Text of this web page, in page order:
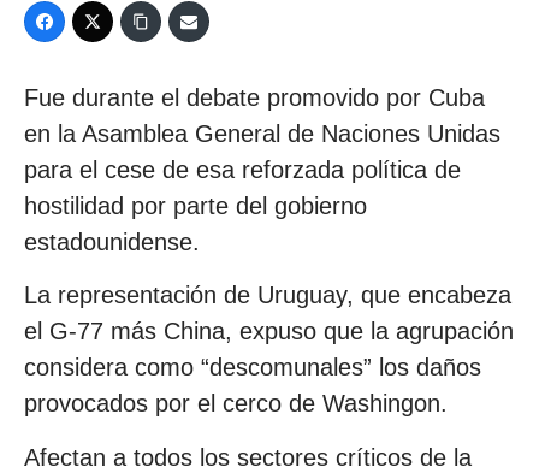
Fue durante el debate promovido por Cuba
en la Asamblea General de Naciones Unidas
para el cese de esa reforzada política de
hostilidad por parte del gobierno
estadounidense.
La representación de Uruguay, que encabeza
el G-77 más China, expuso que la agrupación
considera como “descomunales” los daños
provocados por el cerco de Washingon.
Afectan a todos los sectores críticos de la